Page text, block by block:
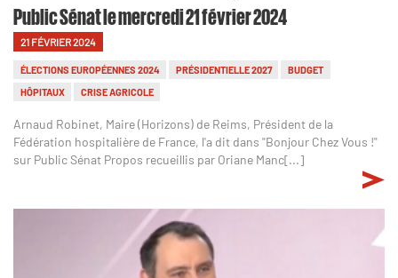
Public Sénat le mercredi 21 février 2024
21 FÉVRIER 2024
ÉLECTIONS EUROPÉENNES 2024 PRÉSIDENTIELLE 2027
BUDGET
HÔPITAUX
CRISE AGRICOLE
Arnaud Robinet, Maire (Horizons) de Reims, Président de la
Fédération hospitalière de France, l'a dit dans "Bonjour Chez Vous !"
sur Public Sénat Propos recueillis par Oriane Manc[...]